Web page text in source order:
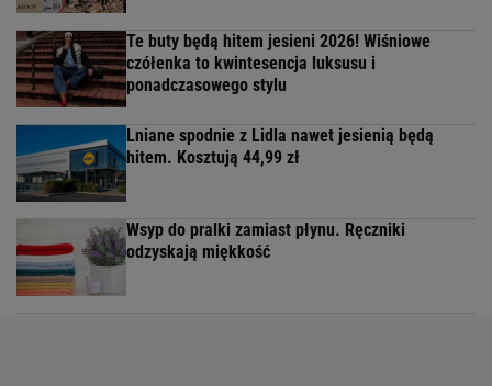
Te buty będą hitem jesieni 2026! Wiśniowe
czółenka to kwintesencja luksusu i
ponadczasowego stylu
Lniane spodnie z Lidla nawet jesienią będą
hitem. Kosztują 44,99 zł
Wsyp do pralki zamiast płynu. Ręczniki
odzyskają miękkość